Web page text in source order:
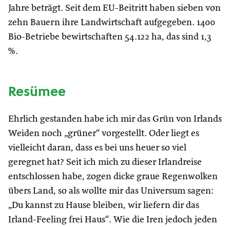
Jahre beträgt. Seit dem EU-Beitritt haben sieben von
zehn Bauern ihre Landwirtschaft aufgegeben. 1400
Bio-Betriebe bewirtschaften 54.122 ha, das sind 1,3
%.
Resümee
Ehrlich gestanden habe ich mir das Grün von Irlands
Weiden noch „grüner“ vorgestellt. Oder liegt es
vielleicht daran, dass es bei uns heuer so viel
geregnet hat? Seit ich mich zu dieser Irlandreise
entschlossen habe, zogen dicke graue Regenwolken
übers Land, so als wollte mir das Universum sagen:
„Du kannst zu Hause bleiben, wir liefern dir das
Irland-Feeling frei Haus“. Wie die Iren jedoch jeden